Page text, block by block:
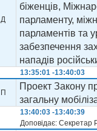
Д
біженців,
парламенту,
парламентів та
забезпечення
нападів
13:35:01 -13:40:03
П
Проект Закону
загальну
13:40:03 -13:40:39
Доповідає: Секретар